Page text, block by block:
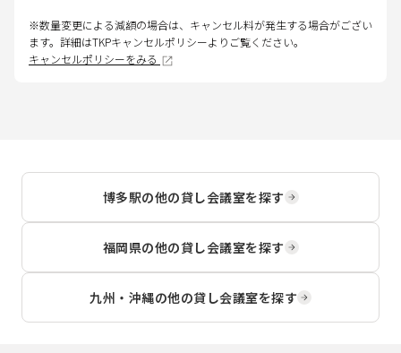
※数量変更による減額の場合は、キャンセル料が発生する場合がござい
ます。詳細はTKPキャンセルポリシーよりご覧ください。
キャンセルポリシーをみる
博多駅の他の貸し会議室を探す
福岡県の他の貸し会議室を探す
九州・沖縄の他の貸し会議室を探す